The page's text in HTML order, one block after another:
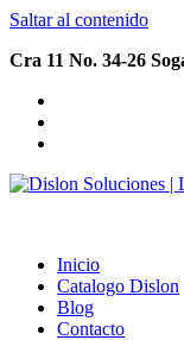
Saltar al contenido
Cra 11 No. 34-26
Inicio
Catalogo Dislon
Blog
Contacto